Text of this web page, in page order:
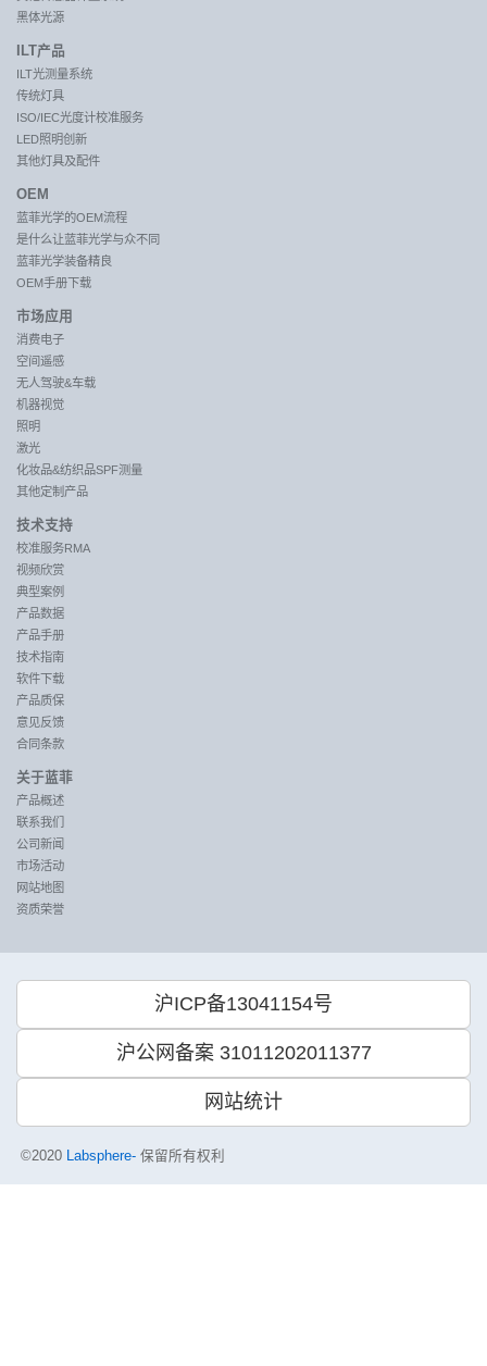
黑体光源
ILT产品
ILT光测量系统
传统灯具
ISO/IEC光度计校准服务
LED照明创新
其他灯具及配件
OEM
蓝菲光学的OEM流程
是什么让蓝菲光学与众不同
蓝菲光学装备精良
OEM手册下载
市场应用
消费电子
空间遥感
无人驾驶&车载
机器视觉
照明
激光
化妆品&纺织品SPF测量
其他定制产品
技术支持
校准服务RMA
视频欣赏
典型案例
产品数据
产品手册
技术指南
软件下载
产品质保
意见反馈
合同条款
关于蓝菲
产品概述
联系我们
公司新闻
市场活动
网站地图
资质荣誉
沪ICP备13041154号
沪公网备案 31011202011377
网站统计
©2020 Labsphere- 保留所有权利